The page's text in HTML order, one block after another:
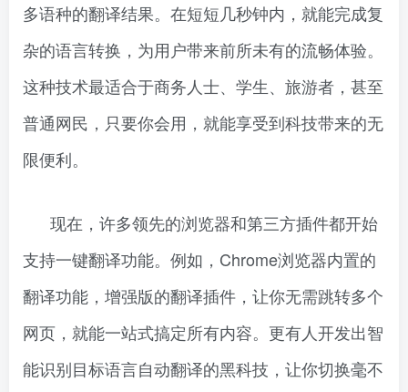
多语种的翻译结果。在短短几秒钟内，就能完成复
杂的语言转换，为用户带来前所未有的流畅体验。
这种技术最适合于商务人士、学生、旅游者，甚至
普通网民，只要你会用，就能享受到科技带来的无
限便利。
现在，许多领先的浏览器和第三方插件都开始
支持一键翻译功能。例如，Chrome浏览器内置的
翻译功能，增强版的翻译插件，让你无需跳转多个
网页，就能一站式搞定所有内容。更有人开发出智
能识别目标语言自动翻译的黑科技，让你切换毫不